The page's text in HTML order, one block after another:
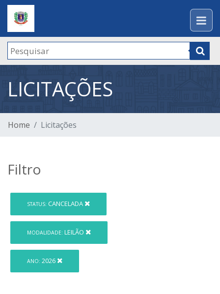
LICITAÇÕES
Home Licitações
Filtro
STATUS: CANCELADA
MODALIDADE: LEILÃO
ANO: 2026